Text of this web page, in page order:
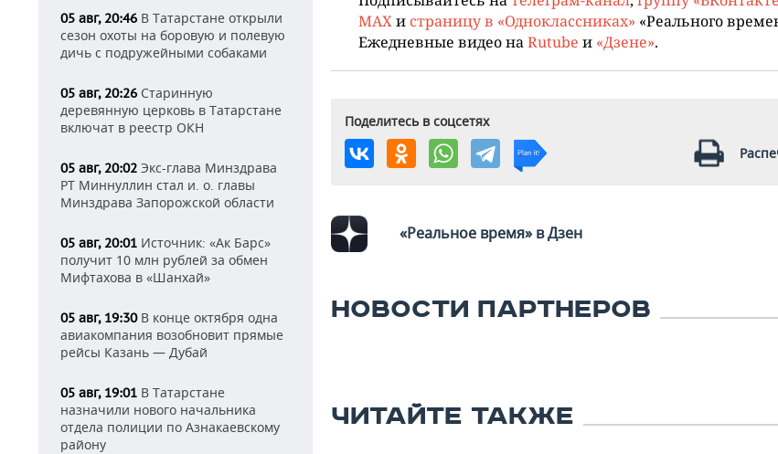
05 авг, 20:46 В Татарстане открыли
сезон охоты на боровую и полевую
дичь с подружейными собаками
05 авг, 20:26 Старинную
деревянную церковь в Татарстане
включат в реестр ОКН
05 авг, 20:02 Экс-глава Минздрава
РТ Миннуллин стал и. о. главы
Минздрава Запорожской области
05 авг, 20:01 Источник: «Ак Барс»
получит 10 млн рублей за обмен
Мифтахова в «Шанхай»
05 авг, 19:30В конце октября одна
авиакомпания возобновит прямые
рейсы Казань — Дубай
05 авг, 19:01 В Татарстане
назначили нового начальника
отдела полиции по Азнакаевскому
району
MAX и страницу в «Одноклассниках» «Реального
Ежедневные видео на Rutube и «Дзене».
Поделитесь в соцсетях
«Реальное время» в Дзен
НОВОСТИ ПАРТНЕРОВ
ЧИТАЙТЕ ТАКЖЕ